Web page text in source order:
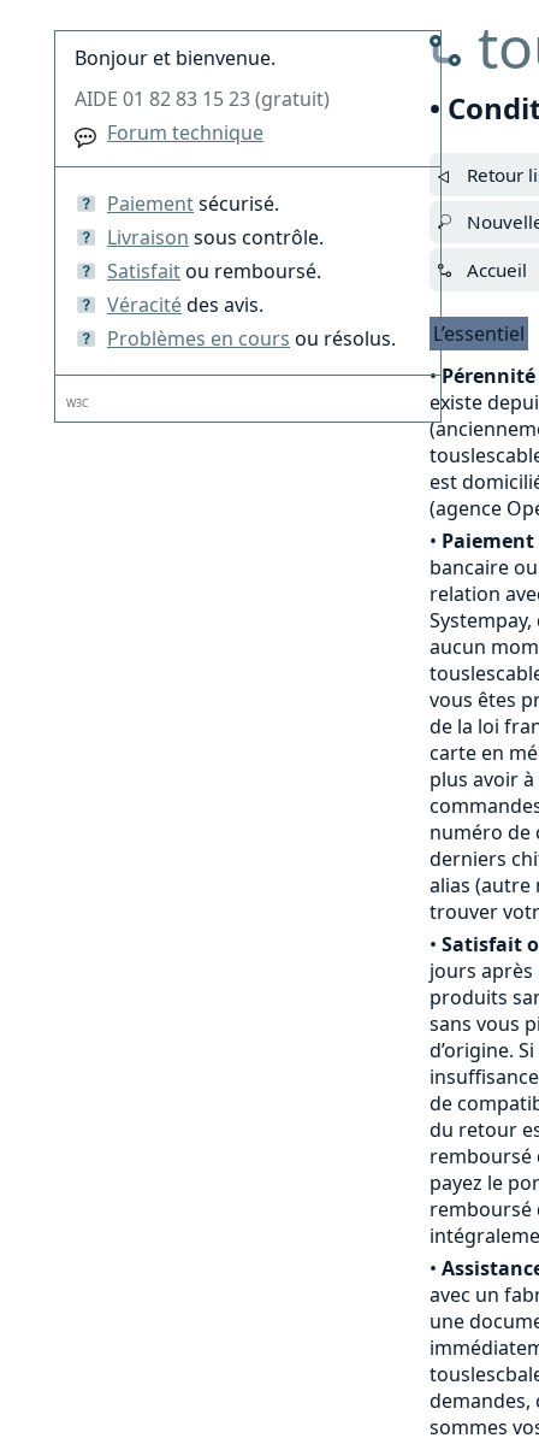
•
Retour
Accueil
L’essentiel
•
existe
est
(agence
• Paiement
bancaire
relation
aucun
vous êtes
de la loi
carte en
plus avoir
numéro de
derniers
alias (autre
trouver
• Satisfait
jours
produits
sans vous
d’origine.
de
du retour
remboursé
payez le
remboursé
•
avec un
une
demandes,
sommes
Bonjour et bienvenue.
AIDE 01 82 83 15 23 (gratuit)
Forum technique
Paiementsécurisé.
Livraison sous contrôle.
Satisfaitou remboursé.
Véracitédes avis.
Problèmes en cours ou résolus.
W3C